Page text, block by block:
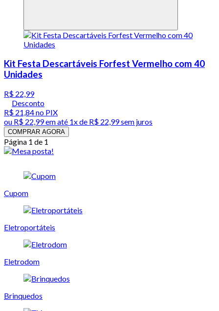
Kit Festa Descartáveis Forfest Vermelho com 40
Unidades
R$ 22,99
Desconto
R$ 21,84no PIX
ou R$ 22,99em até 1x de R$ 22,99sem juros
COMPRAR AGORA
Página 1 de 1
Cupom
Eletroportáteis
Eletrodom
Brinquedos